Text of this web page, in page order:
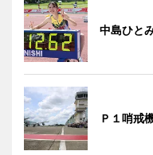
中島ひと
Ｐ１哨戒